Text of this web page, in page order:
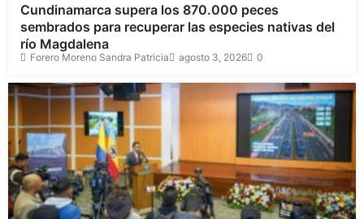
Cundinamarca supera los 870.000 peces
sembrados para recuperar las especies nativas del
río Magdalena
Forero Moreno Sandra Patricia agosto 3, 2026 0